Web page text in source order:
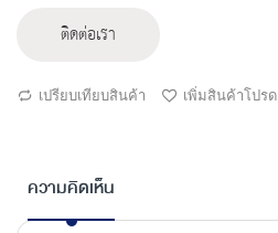
ติดต่อเรา
เปรียบเทียบสินค้า เพิ่มสินค้าโปรด
ความคิดเห็น